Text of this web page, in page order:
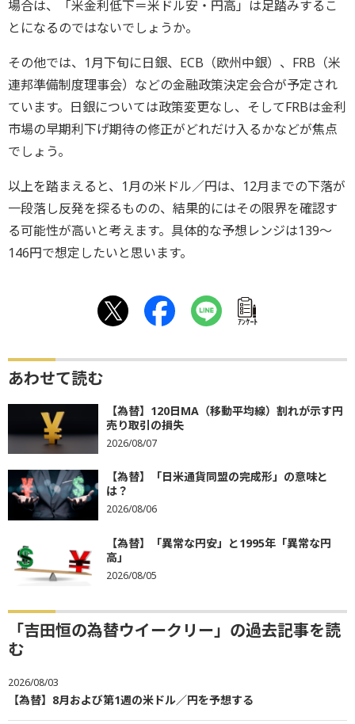
場合は、「米金利低下＝米ドル安・円高」は足踏みするこ
とになるのではないでしょうか。
その他では、1月下旬に日銀、ECB（欧州中銀）、FRB（米
連邦準備制度理事会）などの金融政策決定会合が予定され
ています。日銀については政策変更なし、そしてFRBは金利
市場の早期利下げ期待の修正がどれだけ入るかなどが焦点
でしょう。
以上を踏まえると、1月の米ドル／円は、12月までの下落が
一段落し反発を探るものの、結果的にはその限界を確認す
る可能性が高いと考えます。具体的な予想レンジは139～
146円で想定したいと思います。
ｱﾝｹｰﾄ
あわせて読む
【為替】120日MA（移動平均線）割れが示す円
売り取引の損失
2026/08/07
【為替】「日米通貨同盟の完成形」の意味と
は？
2026/08/06
【為替】「異常な円安」と1995年「異常な円
高」
2026/08/05
「吉田恒の為替ウイークリー」の過去記事を読
む
2026/08/03
【為替】8月および第1週の米ドル／円を予想する